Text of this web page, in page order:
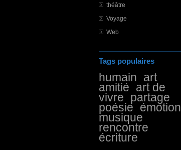
théâtre
Voyage
Web
Tags populaires
humain art
amitié art de
vivre partage
poésie émotion
musique
rencontre
écriture